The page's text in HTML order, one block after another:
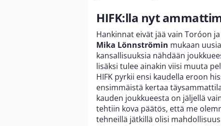
HIFK:lla nyt
Hankinnat eivät jää vain Toróon
Mika Lönnströmin mukaan
kansallisuuksia nähdään
lisäksi tulee ainakin viisi muuta
HIFK pyrkii ensi kaudella eroon
ensimmäistä kertaa
kauden joukkueesta on jäljellä
tehtiin kova päätös, että me
tehneillä jätkillä olisi